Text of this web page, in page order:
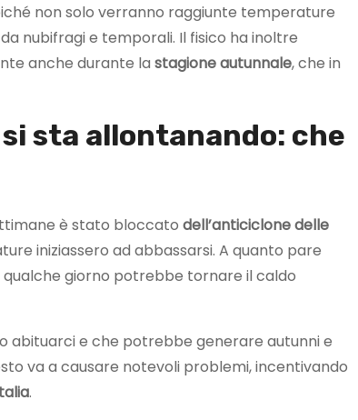
non solo verranno raggiunte temperature
nubifragi e temporali. Il fisico ha inoltre
anche durante la stagione autunnale, che in
sta allontanando: che
è stato bloccato dell’anticiclone delle
iniziassero ad abbassarsi. A quanto pare
giorno potrebbe tornare il caldo
abituarci e che potrebbe generare autunni e
va a causare notevoli problemi, incentivando
.